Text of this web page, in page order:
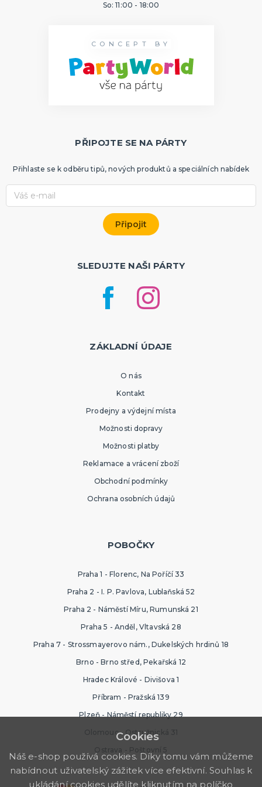
So: 11:00 - 18:00
CONCEPT BY
PŘIPOJTE SE NA PÁRTY
Přihlaste se k odběru tipů, nových produktů a speciálních nabídek
SLEDUJTE NAŠI PÁRTY
ZÁKLADNÍ ÚDAJE
O nás
Kontakt
Prodejny a výdejní místa
Možnosti dopravy
Možnosti platby
Reklamace a vrácení zboží
Obchodní podmínky
Ochrana osobních údajů
POBOČKY
Praha 1 - Florenc, Na Poříčí 33
Praha 2 - I. P. Pavlova, Lublaňská 52
Praha 2 - Náměstí Míru, Rumunská 21
Praha 5 - Anděl, Vltavská 28
Praha 7 - Strossmayerovo nám., Dukelských hrdinů 18
Brno - Brno střed, Pekařská 12
Hradec Králové - Divišova 1
Příbram - Pražská 139
Plzeň - Náměstí republiky 29
Olomouc - Ostružnická 31
Ostrava - Poštovní 5
Cookies
Náš e-shop používá cookies. Díky tomu vám můžeme
nabídnout uživatelský zážitek více efektivní. Souhlas k
ukládání cookies udělíte kliknutím na políčko